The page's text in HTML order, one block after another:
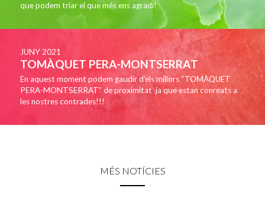
que podem triar el que més ens agradi!
JUNY 2021
TOMÀQUET PERA-MONTSERRAT
En aquest moment podem gaudir d’els millors “TOMÀQUET
PERA-MONTSERRAT” de proximitat ja que estan conreats a
les nostres contrades!!!
MÉS NOTÍCIES